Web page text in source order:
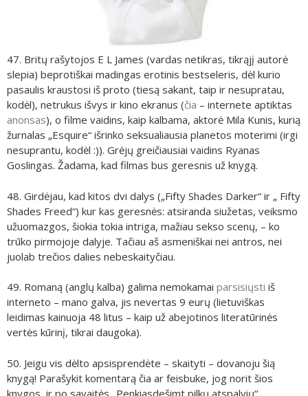
47. Britų rašytojos E L James (vardas netikras, tikrąjį autorė
slepia) beprotiškai madingas erotinis bestseleris, dėl kurio
pasaulis kraustosi iš proto (tiesą sakant, taip ir nesupratau,
kodėl), netrukus išvys ir kino ekranus (čia – internete aptiktas
anonsas), o filme vaidins, kaip kalbama, aktorė Mila Kunis, kurią
žurnalas „Esquire“ išrinko seksualiausia planetos moterimi (irgi
nesuprantu, kodėl :)). Grėjų greičiausiai vaidins Ryanas
Goslingas. Žadama, kad filmas bus geresnis už knygą.
48. Girdėjau, kad kitos dvi dalys („Fifty Shades Darker“ ir „ Fifty
Shades Freed“) kur kas geresnės: atsiranda siužetas, veiksmo
užuomazgos, šiokia tokia intriga, mažiau sekso scenų, – ko
trūko pirmojoje dalyje. Tačiau aš asmeniškai nei antros, nei
juolab trečios dalies nebeskaityčiau.
49. Romaną (anglų kalba) galima nemokamai parsisiųsti iš
interneto – mano galva, jis nevertas 9 eurų (lietuviškas
leidimas kainuoja 48 litus – kaip už abejotinos literatūrinės
vertės kūrinį, tikrai daugoka).
50. Jeigu vis dėlto apsisprendėte – skaityti – dovanoju šią
knygą! Parašykit komentarą čia ar feisbuke, jog norit šios
knygos, ir po savaitės „Penkiasdešimt pilkų atspalvių“